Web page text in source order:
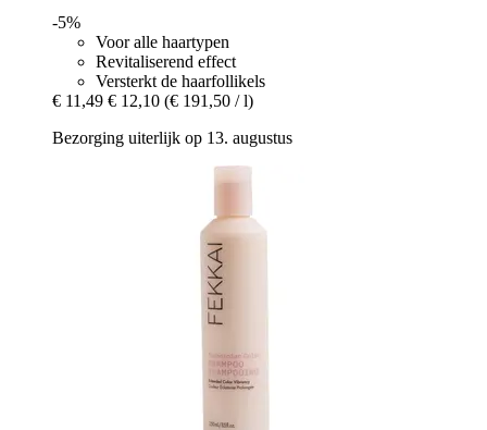
-5%
Voor alle haartypen
Revitaliserend effect
Versterkt de haarfollikels
€ 11,49 € 12,10 (€ 191,50 / l)
Bezorging uiterlijk op 13. augustus